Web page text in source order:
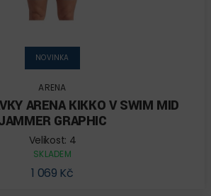
NOVINKA
ARENA
ARENA KIKKO V SWIM MID
GRAPHIC
Velikost: 4
SKLADEM
1 069 Kč